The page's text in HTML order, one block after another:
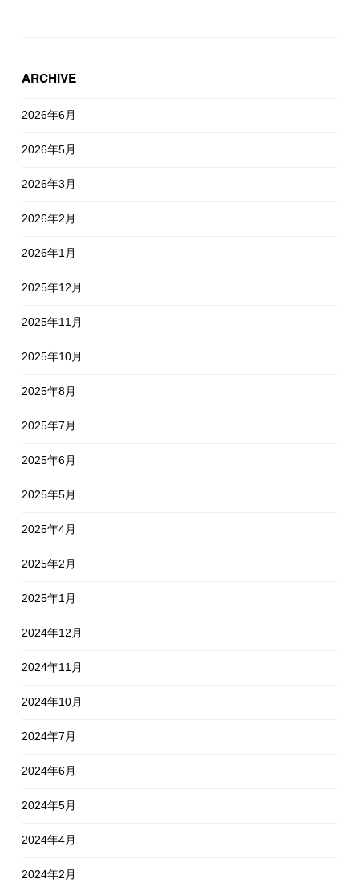
ARCHIVE
2026年6月
2026年5月
2026年3月
2026年2月
2026年1月
2025年12月
2025年11月
2025年10月
2025年8月
2025年7月
2025年6月
2025年5月
2025年4月
2025年2月
2025年1月
2024年12月
2024年11月
2024年10月
2024年7月
2024年6月
2024年5月
2024年4月
2024年2月